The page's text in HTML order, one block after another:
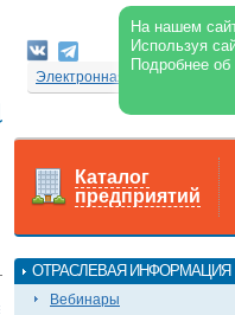
На нашем
Используя
Подробнее
Электронная версия
Каталог
предприятий
ОТРАСЛЕВАЯ ИНФОРМАЦИЯ
Вебинары